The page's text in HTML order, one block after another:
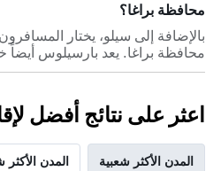
محافظة براغا؟
بالإضافة إلى سيلو، يختار
محافظة براغا. يعد بارسيلوس أيضاً
اعثر على نتائج أفضل
المدن الأكثر شعبية المدن